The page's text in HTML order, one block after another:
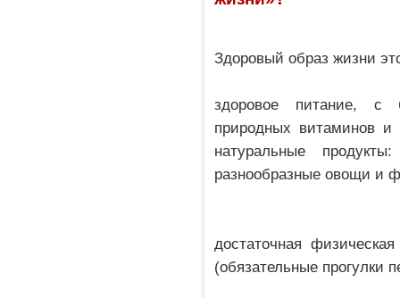
Здоровый образ жизни
здоровое питание, с
природных витаминов и
натуральные
разнообразные овощи и
достаточная
(обязательные прогулки